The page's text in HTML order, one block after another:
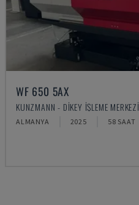
WF 650 5AX
KUNZMANN - DIKEY İŞLEME MERKEZI
ALMANYA 2025 58 SAAT